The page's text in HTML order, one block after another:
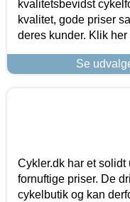
kvalitetsbevidst
kvalitet, gode priser
deres kunder. Klik
Se
Cykler.dk har et solidt
fornuftige priser. De
cykelbutik og kan